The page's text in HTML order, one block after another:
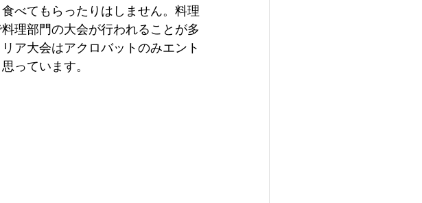
べてもらったりはしません。料理
理部門の大会が行われることが多
ア大会はアクロバットのみエント
っています。